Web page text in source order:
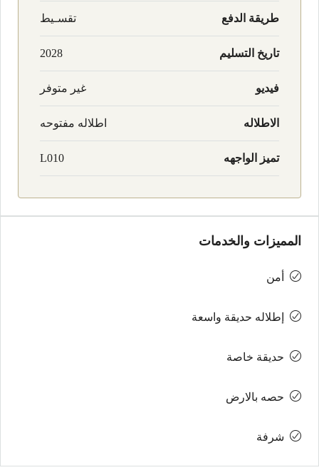
طريقة الدفع تقسـيط
تاريخ التسليم 2028
فيديو غير متوفر
الاطلاله اطلاله مفتوحه
تميز الواجهه L010
المميزات والخدمات
أمن
إطلاله حديقة واسعة
حديقة خاصة
حصه بالارض
شرفة